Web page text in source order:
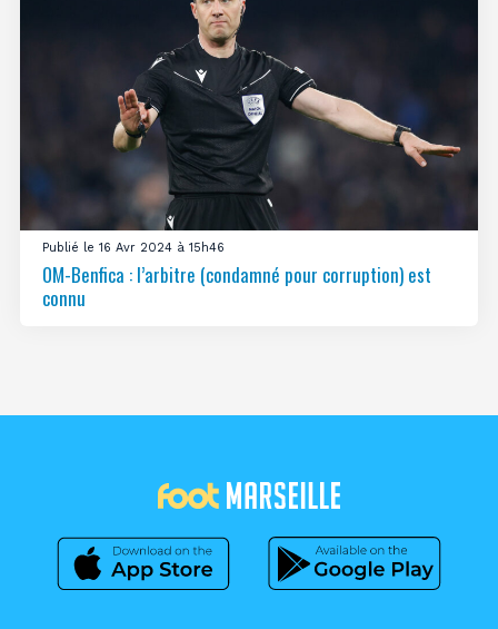
Publié le 16 Avr 2024 à 15h46
OM-Benfica : l’arbitre (condamné pour corruption) est
connu